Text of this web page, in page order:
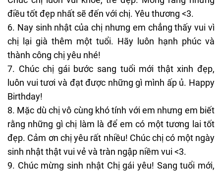
điều tốt đẹp nhất sẽ đến với chị. Yêu thương <3.
6. Nay sinh nhật của chị nhưng em chẳng thấy vui vì
chị lại già thêm một tuổi. Hãy luôn hạnh phúc và
thành công chị yêu nhé!
7. Chúc chị gái bước sang tuổi mới thật xinh đẹp,
luôn vui tươi và đạt được những gì mình ấp ủ. Happy
Birthday!
8. Mặc dù chị vô cùng khó tính với em nhưng em biết
rằng những gì chị làm là để em có một tương lai tốt
đẹp. Cảm ơn chị yêu rất nhiều! Chúc chị có một ngày
sinh nhật thật vui vẻ và tràn ngập niềm vui <3.
9. Chúc mừng sinh nhật Chị gái yêu! Sang tuổi mới,